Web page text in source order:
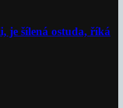
je šílená ostuda, říká